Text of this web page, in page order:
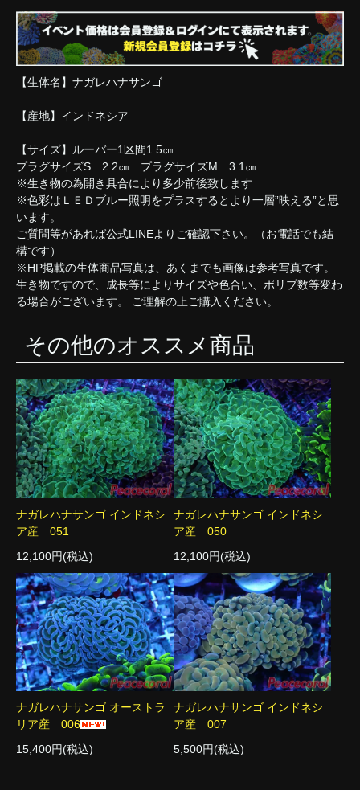
【生体名】ナガレハナサンゴ
【産地】インドネシア
【サイズ】ルーバー1区間1.5㎝
プラグサイズS 2.2㎝ プラグサイズM 3.1㎝
※生き物の為開き具合により多少前後致します
※色彩はＬＥＤブルー照明をプラスするとより一層”映える”と思
います。
ご質問等があれば公式LINEよりご確認下さい。（お電話でも結
構です）
※HP掲載の生体商品写真は、あくまでも画像は参考写真です。
生き物ですので、成長等によりサイズや色合い、ポリプ数等変わ
る場合がございます。 ご理解の上ご購入ください。
その他のオススメ商品
ナガレハナサンゴ インドネシ
ア産 051
12,100円(税込)
ナガレハナサンゴ インドネシ
ア産 050
12,100円(税込)
ナガレハナサンゴ オーストラ
リア産 006
15,400円(税込)
ナガレハナサンゴ インドネシ
ア産 007
5,500円(税込)